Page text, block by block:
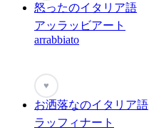
怒ったのイタリア語
アッラッビアート
arrabbiato
♥
お洒落なのイタリア語
ラッフィナート